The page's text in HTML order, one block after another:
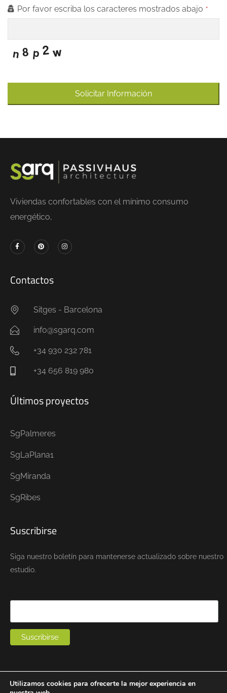
Por favor escriba los caracteres mostrados abajo *
Solicitar Información
Viviendas confortables con el mínimo consumo
energético,
Contactos
Sitges - Barcelona
info@sgarq.com
+34 930 232 781
+34 656 819 980
Últimos proyectos
SgPalmeres
SgLaPlana1
SgMiranda
SgRibes
Suscribirse
Siga nuestro boletín para mantenerse actualizado sobre nuestro
estudio.
Copyright © 2021.
Utilizamos cookies para ofrecerte la mejor experiencia en